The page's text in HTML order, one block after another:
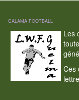
CALAMA FOOTBALL
Les
Ces